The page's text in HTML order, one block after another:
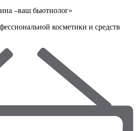
–ваш бьютиолог»
косметики и средств